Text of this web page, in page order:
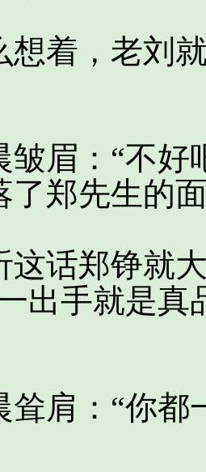
，老刘就
：“不好
了郑先生的
郑铮就大
出手就是真
：“你都